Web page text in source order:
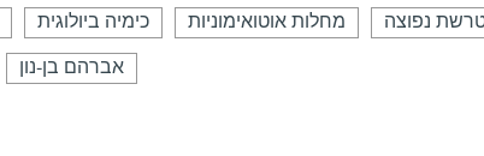
כימיה ביולוגית מחלות אוטואימוניות נפוצה
אברהם בן-נון